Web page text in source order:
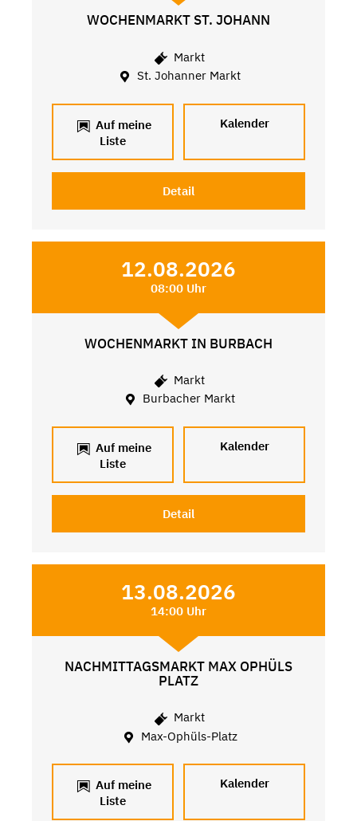
WOCHENMARKT ST. JOHANN
Markt
St. Johanner Markt
Auf meine
Liste
Kalender
Detail
12.08.2026
08:00 Uhr
WOCHENMARKT IN BURBACH
Markt
Burbacher Markt
Auf meine
Liste
Kalender
Detail
13.08.2026
14:00 Uhr
NACHMITTAGSMARKT MAX OPHÜLS
PLATZ
Markt
Max-Ophüls-Platz
Auf meine
Liste
Kalender